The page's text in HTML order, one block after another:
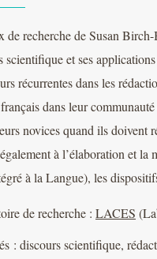
de recherche de Susan
scientifique et ses
récurrentes dans les
dans leur
novices quand ils doivent
également à l’élaboration et
à la Langue), les
de recherche : LACES
: discours scientifique,